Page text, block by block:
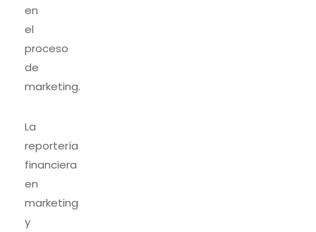
en
el
proceso
de
marketing.
La
reportería
financiera
en
marketing
y